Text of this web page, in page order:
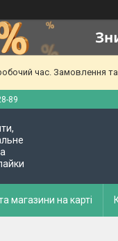
час. Замовлення
89
магазини на карті